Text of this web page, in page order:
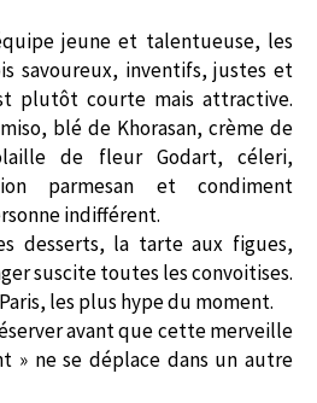
jeune et talentueuse, les
savoureux, inventifs, justes et
plutôt courte mais attractive.
blé de Khorasan, crème de
de fleur Godart, céleri,
parmesan et condiment
indifférent.
desserts, la tarte aux figues,
suscite toutes les convoitises.
les plus hype du moment.
avant que cette merveille
» ne se déplace dans un autre